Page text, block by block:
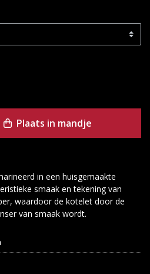
in een huisgemaakte
smaak en tekening van
waardoor de kotelet door de
van smaak wordt.
Plaats in mandje